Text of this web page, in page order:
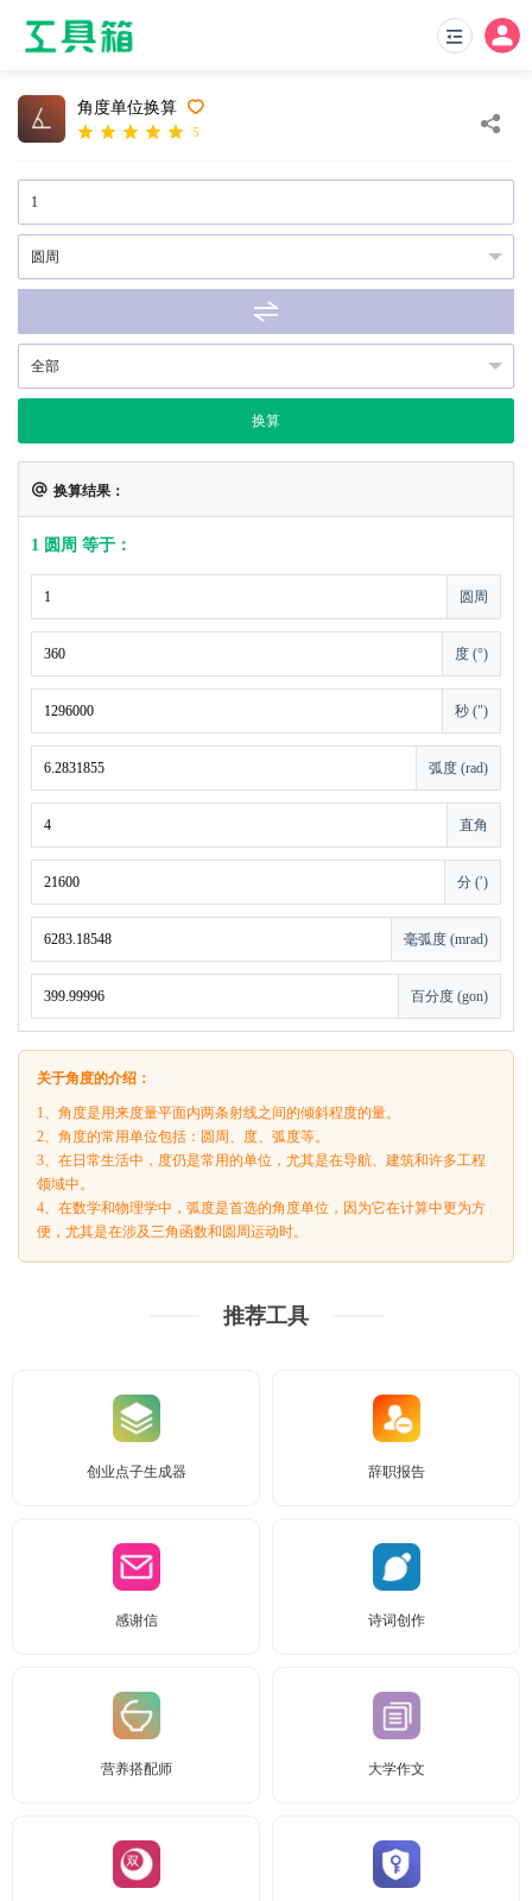
角度单位换算
5
换算
换算结果：
1 圆周 等于：
圆周
度 (°)
秒 (")
弧度 (rad)
直角
分 (′)
毫弧度 (mrad)
百分度 (gon)
关于角度的介绍：
1、角度是用来度量平面内两条射线之间的倾斜程度的量。
2、角度的常用单位包括：圆周、度、弧度等。
3、在日常生活中，度仍是常用的单位，尤其是在导航、建筑和许多工程
领域中。
4、在数学和物理学中，弧度是首选的角度单位，因为它在计算中更为方
便，尤其是在涉及三角函数和圆周运动时。
推荐工具
创业点子生成器 辞职报告
感谢信 诗词创作
营养搭配师 大学作文